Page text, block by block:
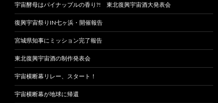
宇宙酵母はパイナップルの香り?! 東北復興宇宙酒大発表会
復興宇宙祭りIN七ヶ浜・開催報告
宮城県知事にミッション完了報告
東北復興宇宙酒の制作発表会
宇宙横断幕リレー、スタート！
宇宙横断幕が地球に帰還